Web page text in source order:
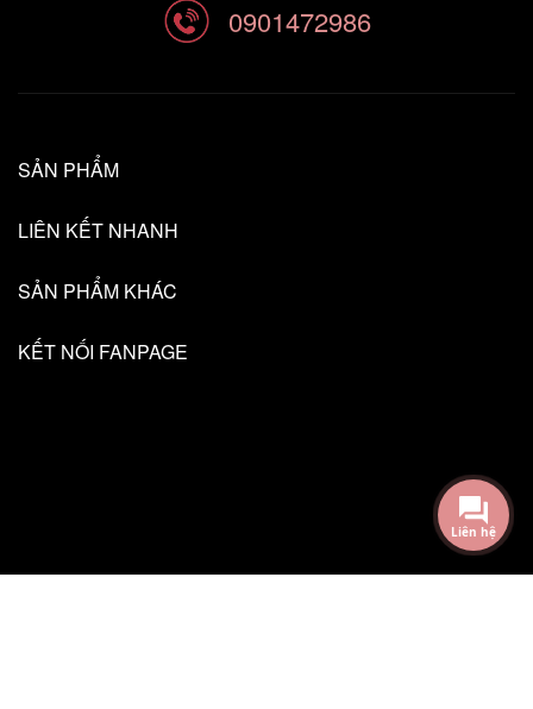
0901472986
SẢN PHẨM
LIÊN KẾT NHANH
SẢN PHẨM KHÁC
KẾT NỐI FANPAGE
Liên hệ